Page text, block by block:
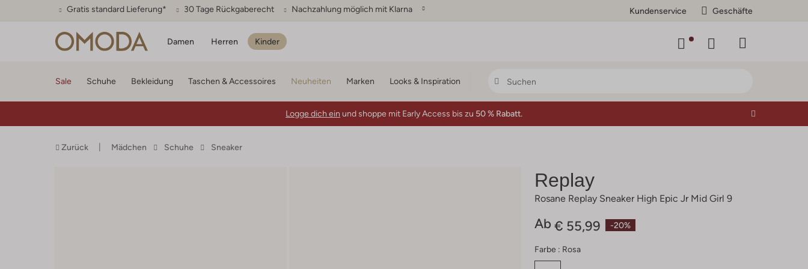
Gratis standard Lieferung* 30 Tage Rückgaberecht Nachzahlung möglich mit Klarna Kundenservice Geschäfte
Damen Herren Kinder
Sale Schuhe Bekleidung Taschen & Accessoires Neuheiten Marken Looks & Inspiration
Logge dich ein und shoppe mit Early Access bis zu 50 % Rabatt.
Zurück Mädchen Schuhe Sneaker
Replay
Rosane Replay Sneaker High Epic Jr Mid Girl 9
-20%
Ab € 55,99
Farbe : Rosa